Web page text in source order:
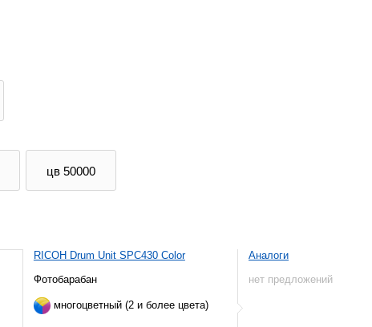
цв 50000
RICOH Drum Unit SPC430 Color
Фотобарабан
многоцветный (2 и более цвета)
Аналоги
нет предложений